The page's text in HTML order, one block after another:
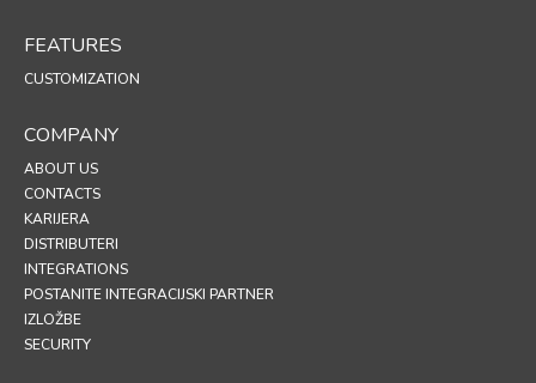
FEATURES
CUSTOMIZATION
COMPANY
ABOUT US
CONTACTS
KARIJERA
DISTRIBUTERI
INTEGRATIONS
POSTANITE INTEGRACIJSKI PARTNER
IZLOŽBE
SECURITY